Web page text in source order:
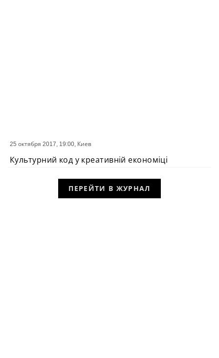
СОБЫТИЕ
25 октября 2017, 19:00, Киев
Культурний код у креативній економіці
ПЕРЕЙТИ В ЖУРНАЛ